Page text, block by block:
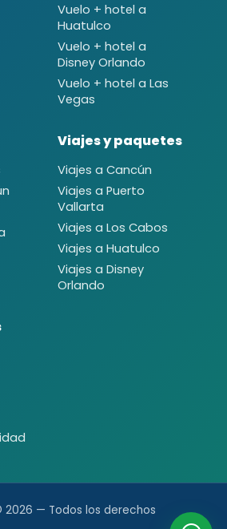
Vuelo + hotel a
Huatulco
Vuelo + hotel a
Disney Orlando
Vuelo + hotel a Las
Vegas
Viajes y paquetes
Viajes a Cancún
Viajes a Puerto
Vallarta
Viajes a Los Cabos
Viajes a Huatulco
Viajes a Disney
Orlando
2026 — Todos los derechos